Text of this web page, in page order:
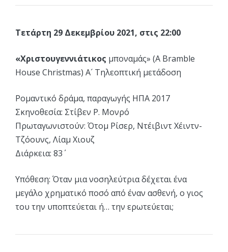
Τετάρτη 29 Δεκεμβρίου 2021, στις 22:00
«Χριστουγεννιάτικος μποναμάς» (A Bramble
House Christmas) Α´ Τηλεοπτική μετάδοση
Ρομαντικό δράμα, παραγωγής ΗΠΑ 2017
Σκηνοθεσία: Στίβεν Ρ. Μονρό
Πρωταγωνιστούν: Ότομ Ρίσερ, Ντέιβιντ Χέιντν-
Τζόουνς, Λίαμ Χιουζ
Διάρκεια: 83΄
Υπόθεση: Όταν μια νοσηλεύτρια δέχεται ένα
μεγάλο χρηματικό ποσό από έναν ασθενή, ο γιος
του την υποπτεύεται ή… την ερωτεύεται;